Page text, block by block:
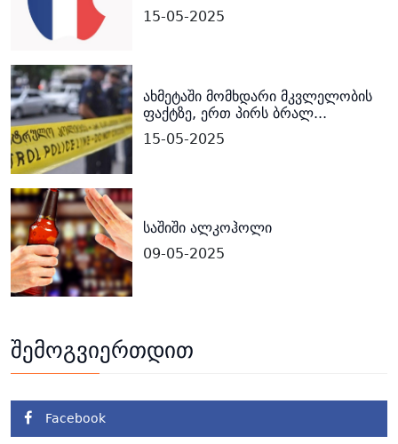
15-05-2025
ახმეტაში მომხდარი მკვლელობის
ფაქტზე, ერთ პირს ბრალ...
15-05-2025
საშიში ალკოჰოლი
09-05-2025
შემოგვიერთდით
Facebook